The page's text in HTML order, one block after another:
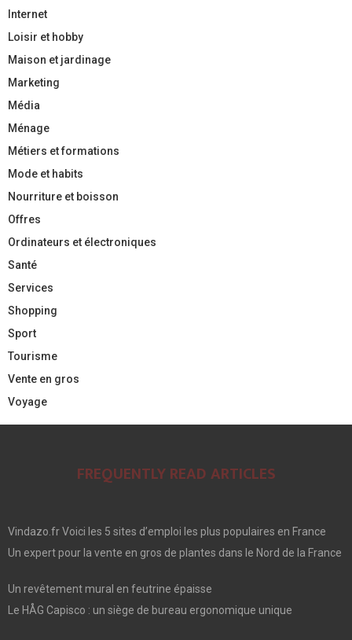
Internet
Loisir et hobby
Maison et jardinage
Marketing
Média
Ménage
Métiers et formations
Mode et habits
Nourriture et boisson
Offres
Ordinateurs et électroniques
Santé
Services
Shopping
Sport
Tourisme
Vente en gros
Voyage
FREQUENTLY READ ARTICLES
Vindazo.fr Voici les 5 sites d’emploi les plus populaires en France
Un expert pour la vente en gros de plantes dans le Nord de la France
Un revêtement mural en feutrine épaisse
Le HÅG Capisco : un siège de bureau ergonomique unique